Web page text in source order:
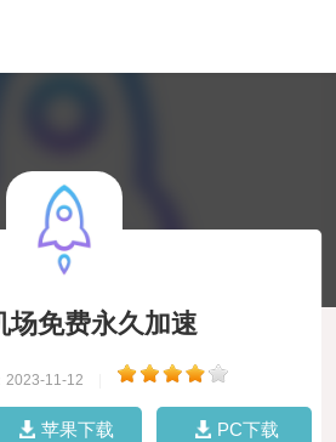
场免费永久加速
2023-11-12
苹果下载 PC下载